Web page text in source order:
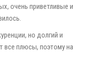
очень приветливые и
но долгий и
все плюсы, поэтому на